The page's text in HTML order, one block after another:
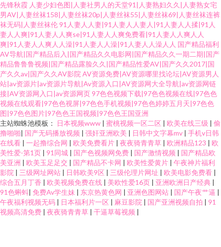
先锋秋霞 人妻少妇色图|人妻社男人的天堂91|人妻熟妇久久|人妻熟女宅
男AV|人妻丝袜158|人妻丝袜20p|人妻丝袜55|人妻丝袜69|人妻丝袜连裤
袜无码|人妻丝袜伦91人妻人人妻|91人妻人人妻人|91人妻人人揉|91人
妻人人爽|91人妻人人爽se|91人妻人人爽免费看|91人妻人人爽人人
爽|91人妻人人爽人人澡|91人妻人人澡|91人妻人人澡人人 国产精品福利
AV导航|国产精品后入|国产精品久久电影网|国产精品久久一期二期|国产
精品鲁鲁鲁视频|国产精品露脸久久|国产精品性爱AV|国产久久2017|国
产久久av|国产久久AV影院 AV资源免费|AV资源哪里找论坛|AV资源男人
站|av资源片|av资源片导航|Av资源入口|AV资源网大全导航|av资源网链
接|AV资源网入口|av资源网页97色色视频下载|97色色视频在线|97色色
视频在线观看|97色色视屏|97色色手机视频|97色色婷婷五月天|97色色
图|97色色图片|97色色王国视频|97色色王国亚洲
主站蜘蛛池模板：
日本视频www | 蜜桃视频一区二区 | 欧美在线三级 | 偷
撸啪啪| 国产无码播放视频 | 强奸亚洲欧美 | 日韩中文字幕mv | 手机v日韩
在线看 | 一起撸综合网 | 欧美免费看片 | 夜夜骑青青草 | 欧洲精品123 | 欧
美性爱-第1页 | 91同城 | 国产色视频网免费 | 国产激情视频 | 国产精品欧
美亚洲 | 欧美玉足足交 | 国产精品不卡网 | 欧美性爱黄片 | 午夜神片福利
影院 | 三级网址网站 | 日韩欧美9区 | 三级伦理片网址 | 欧美电影免费看 |
综合五月丁香 | 欧美视频免费在线 | 美欧性爱16页 | 亚洲欧洲日产经典 |
91色蝌蚪| 免费Av学生妹 | 东京热黄色网 | 亚洲色图网站 | 国产午夜艹逼 |
午夜福利视频无码 | 日本福利片一区 | 麻豆影院 | 国产亚洲视频自拍 | 91
视频高清免费 | 夜夜骑青青草 | 干逼草莓视频 |